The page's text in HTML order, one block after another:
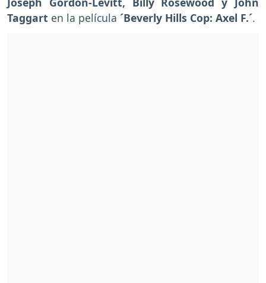
Taggart en la película ´Beverly Hills Cop: Axel F.´.